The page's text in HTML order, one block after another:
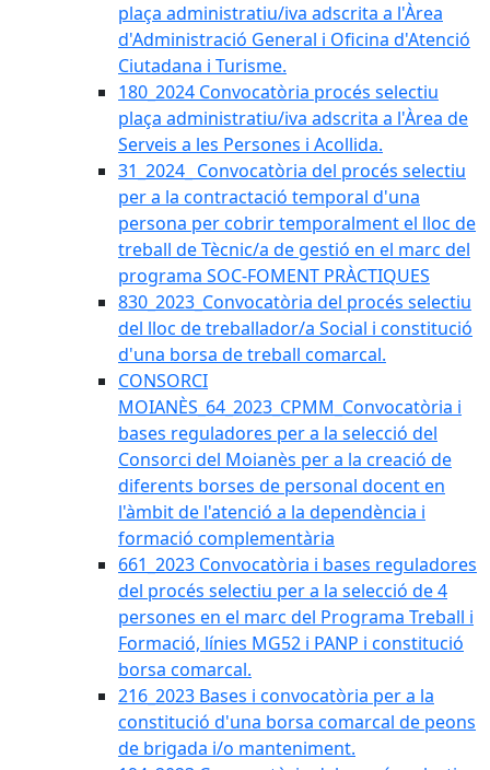
plaça administratiu/iva adscrita a l'Àrea
d'Administració General i Oficina d'Atenció
Ciutadana i Turisme.
180_2024 Convocatòria procés selectiu
plaça administratiu/iva adscrita a l'Àrea de
Serveis a les Persones i Acollida.
31_2024_ Convocatòria del procés selectiu
per a la contractació temporal d'una
persona per cobrir temporalment el lloc de
treball de Tècnic/a de gestió en el marc del
programa SOC-FOMENT PRÀCTIQUES
830_2023_Convocatòria del procés selectiu
del lloc de treballador/a Social i constitució
d'una borsa de treball comarcal.
CONSORCI
MOIANÈS_64_2023_CPMM_Convocatòria i
bases reguladores per a la selecció del
Consorci del Moianès per a la creació de
diferents borses de personal docent en
l'àmbit de l'atenció a la dependència i
formació complementària
661_2023 Convocatòria i bases reguladores
del procés selectiu per a la selecció de 4
persones en el marc del Programa Treball i
Formació, línies MG52 i PANP i constitució
borsa comarcal.
216_2023 Bases i convocatòria per a la
constitució d'una borsa comarcal de peons
de brigada i/o manteniment.